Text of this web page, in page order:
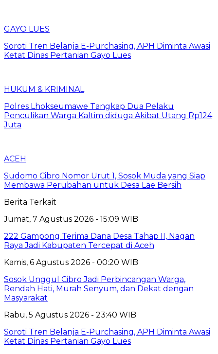
GAYO LUES
Soroti Tren Belanja E-Purchasing, APH Diminta Awasi
Ketat Dinas Pertanian Gayo Lues
HUKUM & KRIMINAL
Polres Lhokseumawe Tangkap Dua Pelaku
Penculikan Warga Kaltim diduga Akibat Utang Rp124
Juta
ACEH
Sudomo Cibro Nomor Urut 1, Sosok Muda yang Siap
Membawa Perubahan untuk Desa Lae Bersih
Berita Terkait
Jumat, 7 Agustus 2026 - 15:09 WIB
222 Gampong Terima Dana Desa Tahap II, Nagan
Raya Jadi Kabupaten Tercepat di Aceh
Kamis, 6 Agustus 2026 - 00:20 WIB
Sosok Unggul Cibro Jadi Perbincangan Warga,
Rendah Hati, Murah Senyum, dan Dekat dengan
Masyarakat
Rabu, 5 Agustus 2026 - 23:40 WIB
Soroti Tren Belanja E-Purchasing, APH Diminta Awasi
Ketat Dinas Pertanian Gayo Lues